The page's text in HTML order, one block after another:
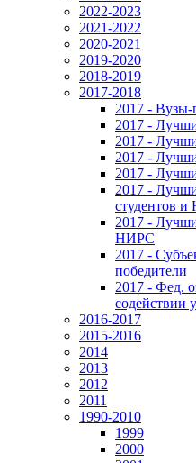
2022-2023
2021-2022
2020-2021
2019-2020
2018-2019
2017-2018
2017 - Вузы-
2017 -
2017 -
2017 -
2017 -
2017 -
студентов
2017 -
НИРС
2017 -
победители
2017 - Фед.
содействии
2016-2017
2015-2016
2014
2013
2012
2011
1990-2010
1999
2000